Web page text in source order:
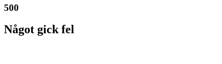
500
Något gick fel